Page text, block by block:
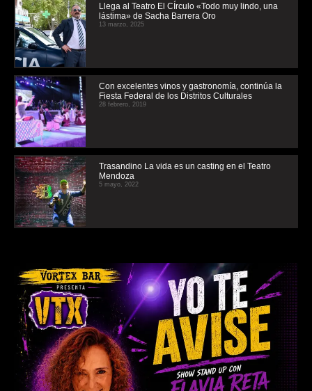
Llega al Teatro El CÍrculo «Todo muy lindo, una
lástima» de Sacha Barrera Oro
13 marzo, 2025
Con excelentes vinos y gastronomía, continúa la
Fiesta Federal de los Distritos Culturales
28 febrero, 2019
Trasandino La vida es un casting en el Teatro
Mendoza
5 mayo, 2022